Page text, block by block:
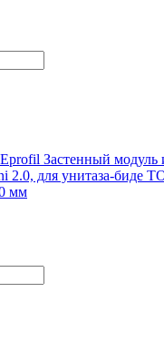
Застенный модуль
для унитаза-биде
мм